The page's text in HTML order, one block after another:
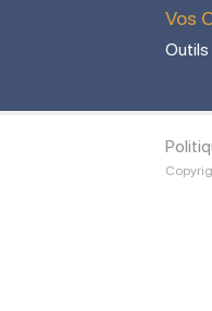
Vos
Outils